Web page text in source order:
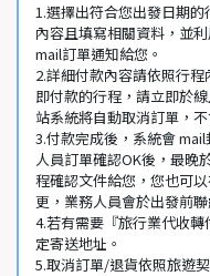
1.選擇出符合您出發日期
內容且填寫相關資料，並
mail訂單通知給您。
2.詳細付款內容請依照行
即付款的行程，請立即於
站系統將自動取消訂單，
3.付款完成後，系統會
人員訂單確認OK後，最晚
程確認文件給您，您也可
更，業務人員會於出發前聯
4.若有需要『旅行業代收
定寄送地址。
5.取消訂單/退貨依照旅遊